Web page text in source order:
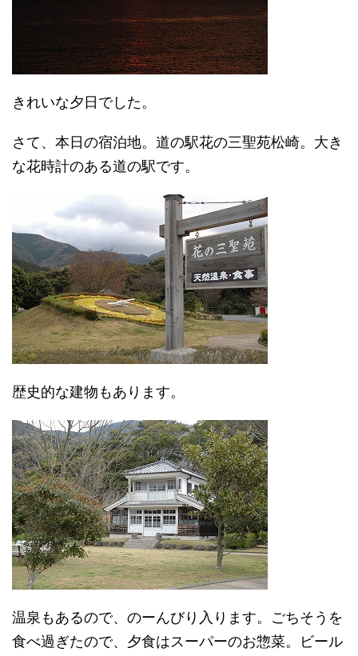
きれいな夕日でした。
さて、本日の宿泊地。道の駅花の三聖苑松崎。大き
な花時計のある道の駅です。
歴史的な建物もあります。
温泉もあるので、のーんびり入ります。ごちそうを
食べ過ぎたので、夕食はスーパーのお惣菜。ビール